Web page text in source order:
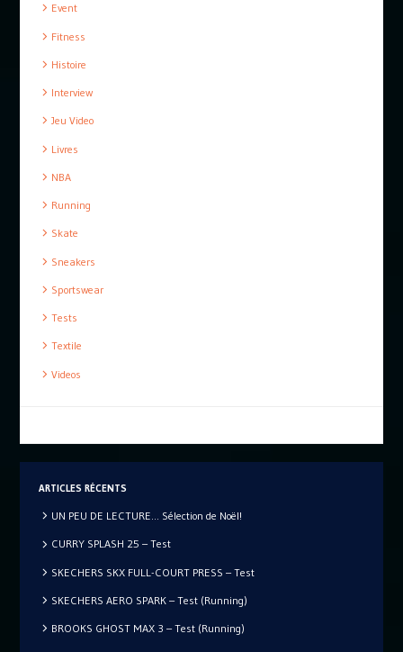
Event
Fitness
Histoire
Interview
Jeu Video
Livres
NBA
Running
Skate
Sneakers
Sportswear
Tests
Textile
Videos
ARTICLES RÉCENTS
UN PEU DE LECTURE… Sélection de Noël!
CURRY SPLASH 25 – Test
SKECHERS SKX FULL-COURT PRESS – Test
SKECHERS AERO SPARK – Test (Running)
BROOKS GHOST MAX 3 – Test (Running)